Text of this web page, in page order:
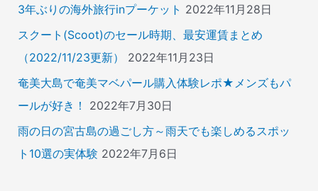
3年ぶりの海外旅行inプーケット 2022年11月28日
スクート(Scoot)のセール時期、最安運賃まとめ
（2022/11/23更新）
2022年11月23日
奄美大島で奄美マベパール購入体験レポ★メンズもパ
ールが好き！
2022年7月30日
雨の日の宮古島の過ごし方～雨天でも楽しめるスポッ
ト10選の実体験 2022年7月6日